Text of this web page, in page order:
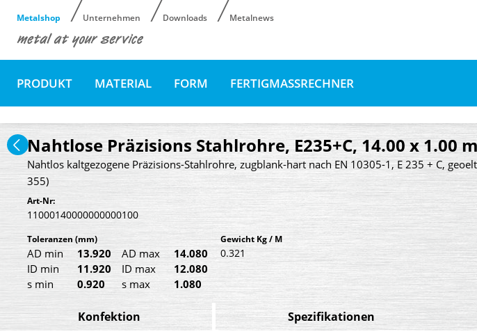
Metalshop Unternehmen Downloads Metalnews
PRODUKT MATERIAL FORM FERTIGMASSRECHNER
Nahtlose Präzisions Stahlrohre, E235+C, 14.00 x 1.00
Nahtlos kaltgezogene Präzisions-Stahlrohre, zugblank-hart nach EN 10305-1, E 235 + C,
355)
Art-Nr:
11000140000000000100
Toleranzen (mm)
AD min 13.920 AD max
14.080
ID min
11.920 ID max
12.080
s min
0.920 s max 1.080
Gewicht Kg / M
0.321
Konfektion Spezifikationen